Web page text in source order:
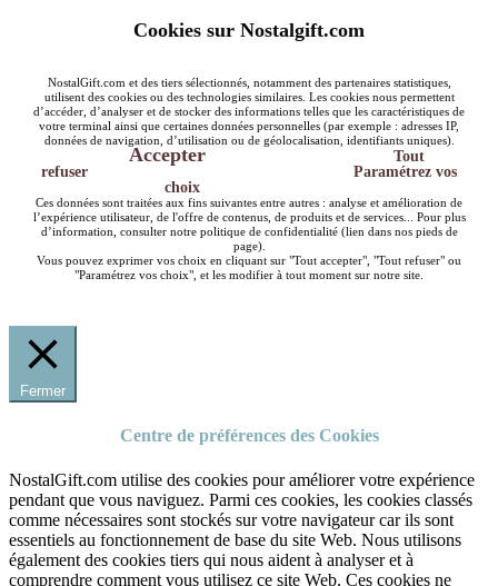
Cookies sur Nostalgift.com
NostalGift.com et des tiers sélectionnés, notamment des partenaires statistiques,
utilisent des cookies ou des technologies similaires. Les cookies nous permettent
d’accéder, d’analyser et de stocker des informations telles que les caractéristiques de
votre terminal ainsi que certaines données personnelles (par exemple : adresses IP,
données de navigation, d’utilisation ou de géolocalisation, identifiants uniques).
Accepter
Tout
refuser
Paramétrez vos
choix
Ces données sont traitées aux fins suivantes entre autres : analyse et amélioration de
l’expérience utilisateur, de l'offre de contenus, de produits et de services... Pour plus
d’information, consulter notre politique de confidentialité (lien dans nos pieds de
page).
Vous pouvez exprimer vos choix en cliquant sur "Tout accepter", "Tout refuser" ou
"Paramétrez vos choix", et les modifier à tout moment sur notre site.
Fermer
Centre de préférences des Cookies
NostalGift.com utilise des cookies pour améliorer votre expérience
pendant que vous naviguez. Parmi ces cookies, les cookies classés
comme nécessaires sont stockés sur votre navigateur car ils sont
essentiels au fonctionnement de base du site Web. Nous utilisons
également des cookies tiers qui nous aident à analyser et à
comprendre comment vous utilisez ce site Web. Ces cookies ne